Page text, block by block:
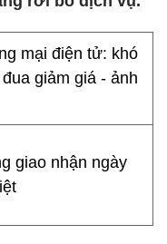
giao nhận ngày